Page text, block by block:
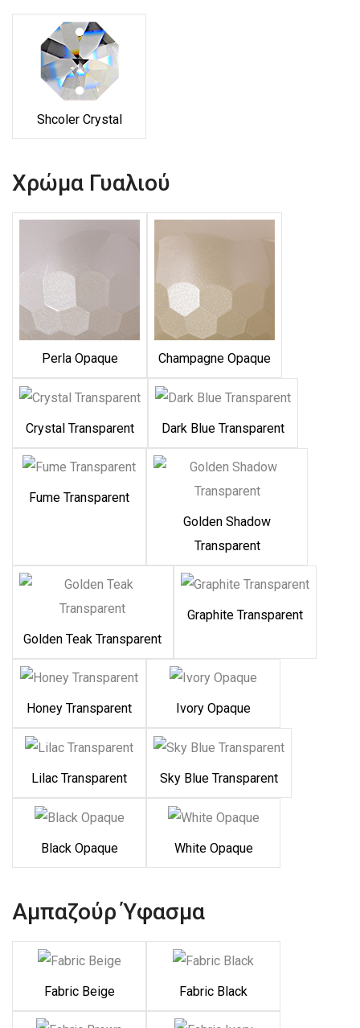
Shcoler Crystal
Χρώμα Γυαλιού
Perla Opaque Champagne Opaque
Crystal Transparent Dark Blue Transparent
Fume Transparent
Golden Shadow
Transparent
Golden Teak Transparent
Graphite Transparent
Honey Transparent Ivory Opaque
Lilac Transparent Sky Blue Transparent
Black Opaque White Opaque
Αμπαζούρ Ύφασμα
Fabric Beige Fabric Black